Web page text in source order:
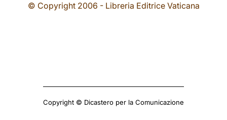
© Copyright 2006 - Libreria Editrice Vaticana
Copyright © Dicastero per la Comunicazione